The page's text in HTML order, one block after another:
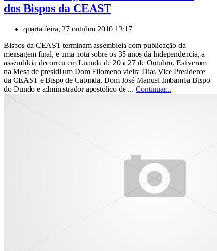
dos Bispos da CEAST
quarta-feira, 27 outubro 2010 13:17
Bispos da CEAST terminam assembleia com publicação da
mensagem final, e uma nota sobre os 35 anos da Independencia, a
assembleia decorreu em Luanda de 20 a 27 de Outubro. Estiveram
na Mesa de presidi um Dom Filomeno vieira Dias Vice Presidente
da CEAST e Bispo de Cabinda, Dom José Manuel Imbamba Bispo
do Dundo e administrador apostólico de ... Continuar...